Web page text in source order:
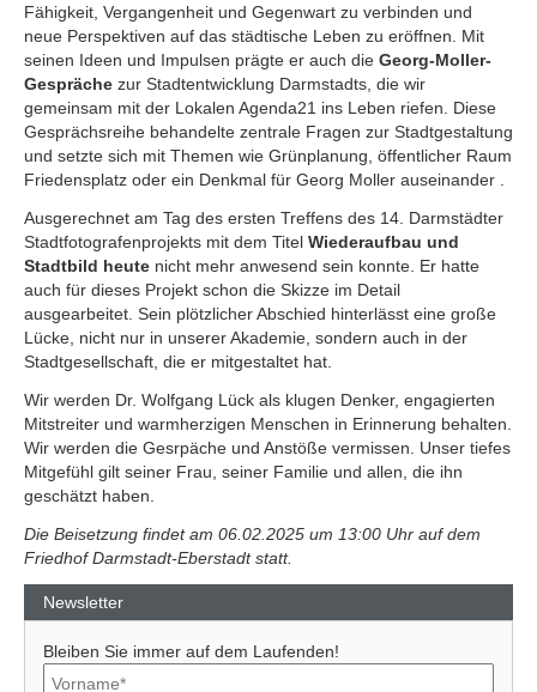
Fähigkeit, Vergangenheit und Gegenwart zu verbinden und
neue Perspektiven auf das städtische Leben zu eröffnen. Mit
seinen Ideen und Impulsen prägte er auch die Georg-Moller-
Gespräche zur Stadtentwicklung Darmstadts, die wir
gemeinsam mit der Lokalen Agenda21 ins Leben riefen. Diese
Gesprächsreihe behandelte zentrale Fragen zur Stadtgestaltung
und setzte sich mit Themen wie Grünplanung, öffentlicher Raum
Friedensplatz oder ein Denkmal für Georg Moller auseinander .
Ausgerechnet am Tag des ersten Treffens des 14. Darmstädter
Stadtfotografenprojekts mit dem Titel Wiederaufbau und
Stadtbild heute nicht mehr anwesend sein konnte. Er hatte
auch für dieses Projekt schon die Skizze im Detail
ausgearbeitet. Sein plötzlicher Abschied hinterlässt eine große
Lücke, nicht nur in unserer Akademie, sondern auch in der
Stadtgesellschaft, die er mitgestaltet hat.
Wir werden Dr. Wolfgang Lück als klugen Denker, engagierten
Mitstreiter und warmherzigen Menschen in Erinnerung behalten.
Wir werden die Gesrpäche und Anstöße vermissen. Unser tiefes
Mitgefühl gilt seiner Frau, seiner Familie und allen, die ihn
geschätzt haben.
Die Beisetzung findet am 06.02.2025 um 13:00 Uhr auf dem
Friedhof Darmstadt-Eberstadt statt.
Newsletter
Bleiben Sie immer auf dem Laufenden!